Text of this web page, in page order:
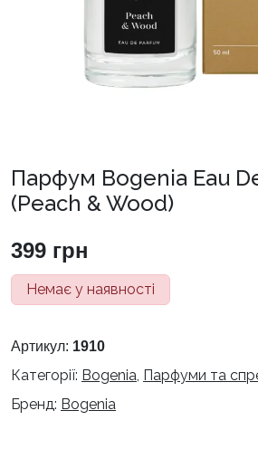
Парфум Bogenia Eau
(Peach & Wood)
399 грн
Немає у наявності
Артикул: 1910
Категорії: Bogenia, Парфуми та
Бренд: Bogenia